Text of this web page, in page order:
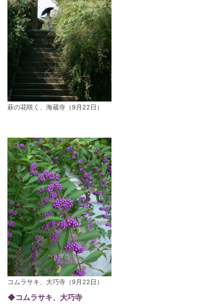
萩の花咲く、海蔵寺（9月22日）
コムラサキ、大巧寺（9月22日）
◆コムラサキ、大巧寺